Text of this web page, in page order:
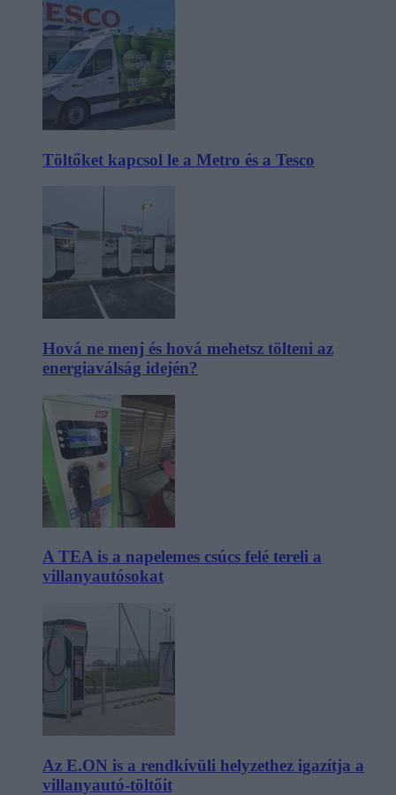
Töltőket kapcsol le a Metro és a Tesco
Hová ne menj és hová mehetsz tölteni az
energiaválság idején?
A TEA is a napelemes csúcs felé tereli a
villanyautósokat
Az E.ON is a rendkívüli helyzethez igazítja a
villanyautó-töltőit